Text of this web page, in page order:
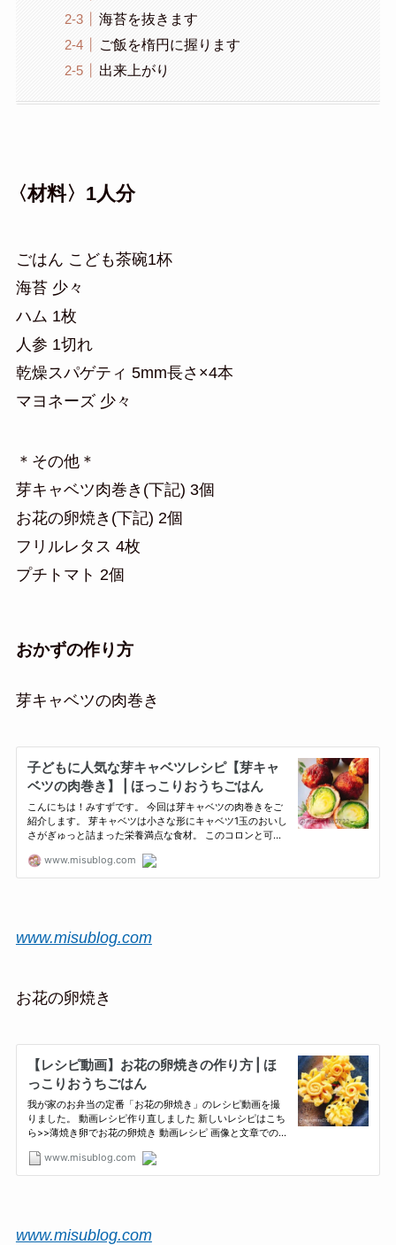
海苔を抜きます
ご飯を楕円に握ります
出来上がり
〈材料〉1人分
ごはん こども茶碗1杯
海苔 少々
ハム 1枚
人参 1切れ
乾燥スパゲティ 5mm長さ×4本
マヨネーズ 少々
＊その他＊
芽キャベツ肉巻き(下記) 3個
お花の卵焼き(下記) 2個
フリルレタス 4枚
プチトマト 2個
おかずの作り方
芽キャベツの肉巻き
www.misublog.com
お花の卵焼き
www.misublog.com